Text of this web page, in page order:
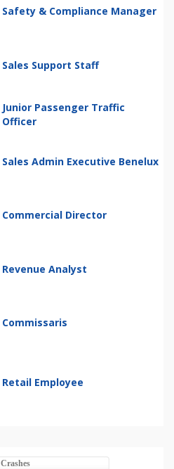
Safety & Compliance Manager
Sales Support Staff
Junior Passenger Traffic
Officer
Sales Admin Executive Benelux
Commercial Director
Revenue Analyst
Commissaris
Retail Employee
Crashes